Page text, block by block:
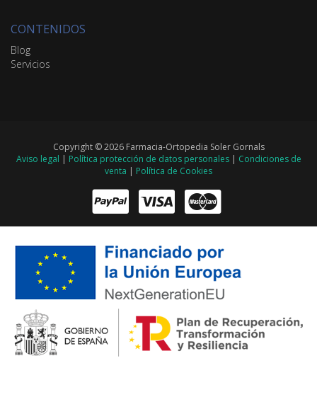
CONTENIDOS
Blog
Servicios
Copyright © 2026 Farmacia-Ortopedia Soler Gornals
Aviso legal | Política protección de datos personales| Condiciones de
venta | Política de Cookies